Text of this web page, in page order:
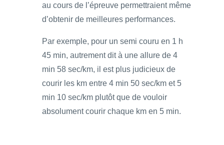
au cours de l’épreuve permettraient même
d’obtenir de meilleures performances.
Par exemple, pour un semi couru en 1 h
45 min, autrement dit à une allure de 4
min 58 sec/km, il est plus judicieux de
courir les km entre 4 min 50 sec/km et 5
min 10 sec/km plutôt que de vouloir
absolument courir chaque km en 5 min.